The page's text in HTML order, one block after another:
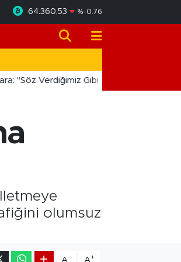
64.360,53 %-0.76
"Söz Verdiğimiz Gibi Masada Değil,
olumsuz
A- A+